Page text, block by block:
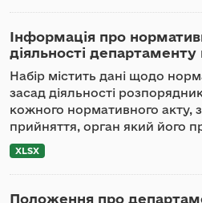
Інформація про
діяльності департаменту
Набір містить дані щодо
засад діяльності
кожного нормативного акту,
прийняття, орган який його
XLSX
Положення про